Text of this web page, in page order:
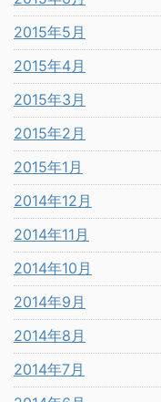
2015年5月
2015年4月
2015年3月
2015年2月
2015年1月
2014年12月
2014年11月
2014年10月
2014年9月
2014年8月
2014年7月